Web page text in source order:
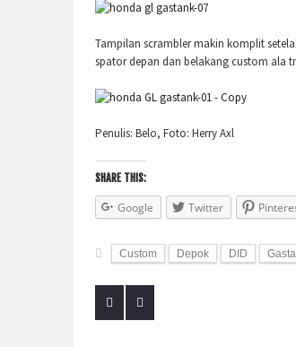
Tampilan scrambler makin komplit
spator depan dan belakang custom ala
Penulis: Belo, Foto: Herry Axl
SHARE THIS:
Google Twitter
Custom Depok DID